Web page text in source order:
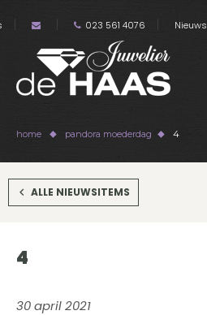
023 561 4076 Nieuws
home pandora moederdag 4
ALLE NIEUWSITEMS
4
30 april 2021